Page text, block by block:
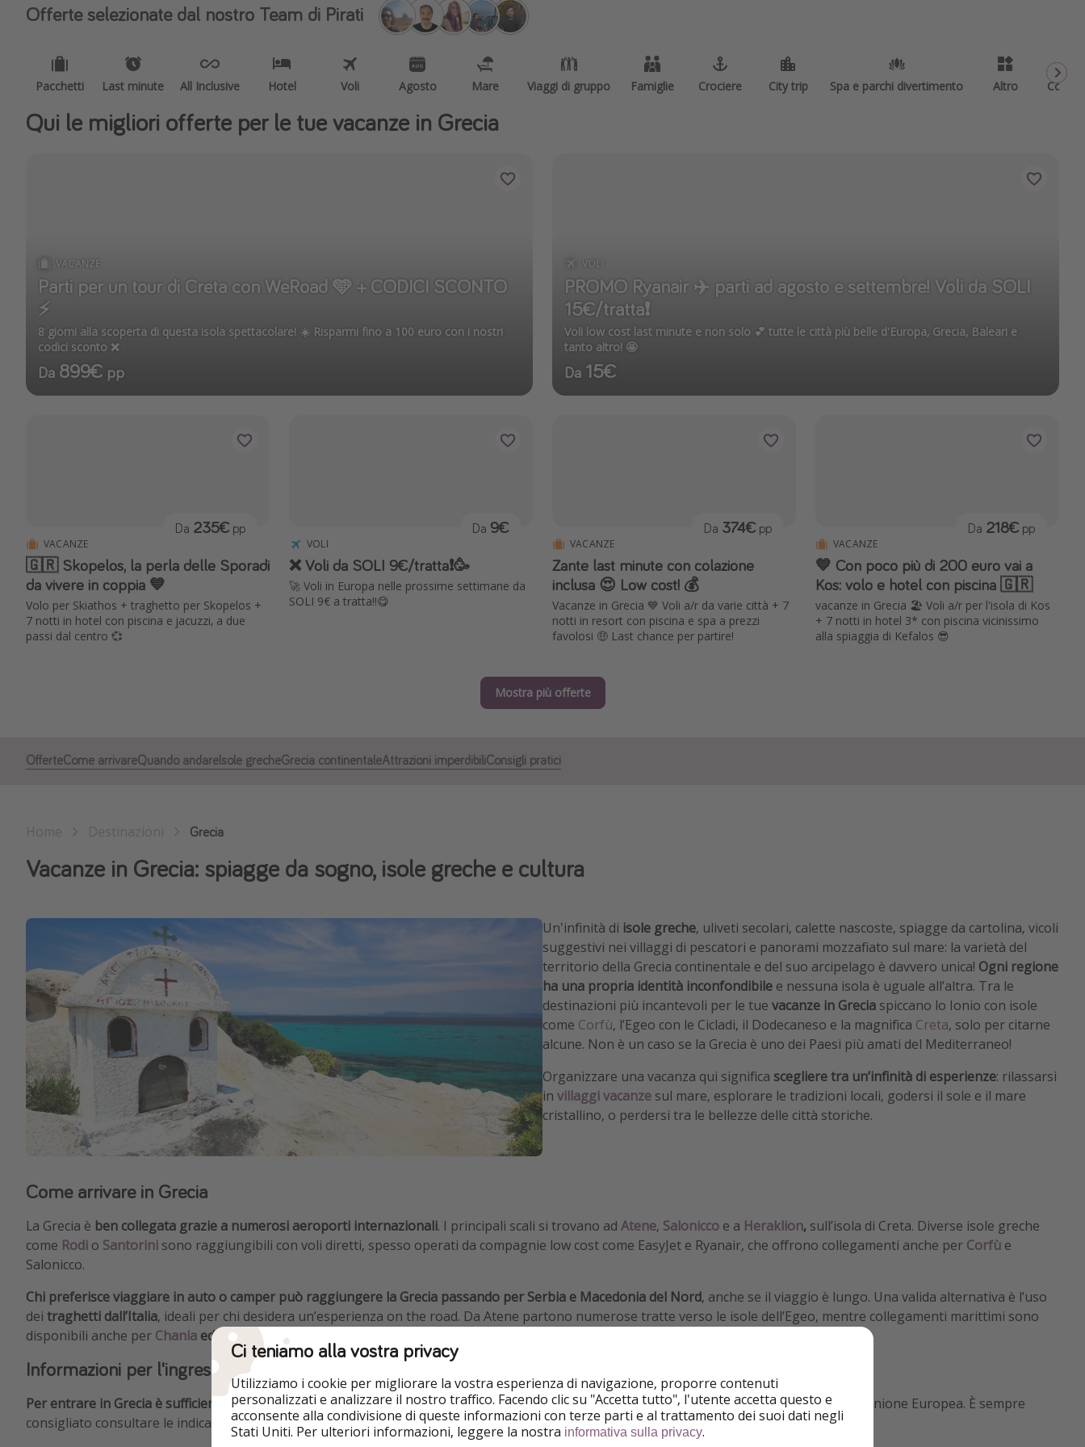
Offerte selezionate dal nostro Team di Pirati
Pacchetti Last minute All Inclusive Hotel Voli Agosto Mare Viaggi di gruppo Famiglie Crociere City trip Spa e parchi divertimento Altro Codici
Qui le migliori offerte per le tue vacanze in Grecia
VACANZE
Parti per un tour di Creta con WeRoad 🩵 + CODICI SCONTO
⚡️
8 giorni alla scoperta di questa isola spettacolare! ☀️ Risparmi fino a 100 euro con i nostri
codici sconto ❌
Da 899€ pp
VOLI
PROMO Ryanair ✈️ parti ad agosto e settembre! Voli da SOLI
15€/tratta❗️
Voli low cost last minute e non solo 💕 tutte le città più belle d'Europa, Grecia, Baleari e
tanto altro! 🤩
Da 15€
VACANZE
🇬🇷 Skopelos, la perla delle Sporadi
da vivere in coppia 💙
Volo per Skiathos + traghetto per Skopelos +
7 notti in hotel con piscina e jacuzzi, a due
passi dal centro 💞
Da 235€ pp
VOLI
❌ Voli da SOLI 9€/tratta❗️🥳
🚀 Voli in Europa nelle prossime settimane da
SOLI 9€ a tratta!!😋
Da 9€
VACANZE
Zante last minute con colazione
inclusa 😍 Low cost! 💰
Vacanze in Grecia 💙 Voli a/r da varie città + 7
notti in resort con piscina e spa a prezzi
favolosi 🤑 Last chance per partire!
Da 374€ pp
VACANZE
💙 Con poco più di 200 euro vai a
Kos: volo e hotel con piscina 🇬🇷
vacanze in Grecia 🏖️ Voli a/r per l'isola di Kos
+ 7 notti in hotel 3* con piscina vicinissimo
alla spiaggia di Kefalos 😎
Da 218€ pp
Mostra più offerte
OfferteCome arrivareQuando andareIsole grecheGrecia continentaleAttrazioni imperdibiliConsigli pratici
Grecia
Vacanze in Grecia: spiagge da sogno, isole greche e cultura
Un'infinità di isole greche, uliveti secolari, calette nascoste, spiagge da cartolina, vicoli
suggestivi nei villaggi di pescatori e panorami mozzafiato sul mare: la varietà del
territorio della Grecia continentale e del suo arcipelago è davvero unica! Ogni regione
ha una propria identità inconfondibile e nessuna isola è uguale all’altra. Tra le
destinazioni più incantevoli per le tue vacanze in Grecia spiccano lo Ionio con isole
come Corfù, l’Egeo con le Cicladi, il Dodecaneso e la magnifica Creta, solo per citarne
alcune. Non è un caso se la Grecia è uno dei Paesi più amati del Mediterraneo!
Organizzare una vacanza qui significa scegliere tra un’infinità di esperienze: rilassarsi
in villaggi vacanze sul mare, esplorare le tradizioni locali, godersi il sole e il mare
cristallino, o perdersi tra le bellezze delle città storiche.
Come arrivare in Grecia
La Grecia è ben collegata grazie a numerosi aeroporti internazionali. I principali scali si trovano ad Atene, Salonicco e a Heraklion, sull’isola di Creta. Diverse isole greche
come Rodi o Santorini sono raggiungibili con voli diretti, spesso operati da compagnie low cost come EasyJet e Ryanair, che offrono collegamenti anche per Corfù e
Salonicco.
Chi preferisce viaggiare in auto o camper può raggiungere la Grecia passando per Serbia e Macedonia del Nord, anche se il viaggio è lungo. Una valida alternativa è l’uso
dei traghetti dall’Italia, ideali per chi desidera un’esperienza on the road. Da Atene partono numerose tratte verso le isole dell’Egeo, mentre collegamenti marittimi sono
disponibili anche per Chania ed Heraklion perfetti per iniziare le proprie vacanze in Grecia su Creta.
Informazioni per l'ingresso
Per entrare in Grecia è sufficiente un documento d'identità valido.Il Paese fa parte dell’area Schengen e si applicano le norme doganali dell’Unione Europea. È sempre
consigliato consultare le indicazioni aggiornate del Ministero degli Esteri prima della partenza.
Ci teniamo alla vostra privacy
Utilizziamo i cookie per migliorare la vostra esperienza di navigazione, proporre contenuti
personalizzati e analizzare il nostro traffico. Facendo clic su "Accetta tutto", l'utente accetta questo e
acconsente alla condivisione di queste informazioni con terze parti e al trattamento dei suoi dati negli
Stati Uniti. Per ulteriori informazioni, leggere la nostra informativa sulla privacy.